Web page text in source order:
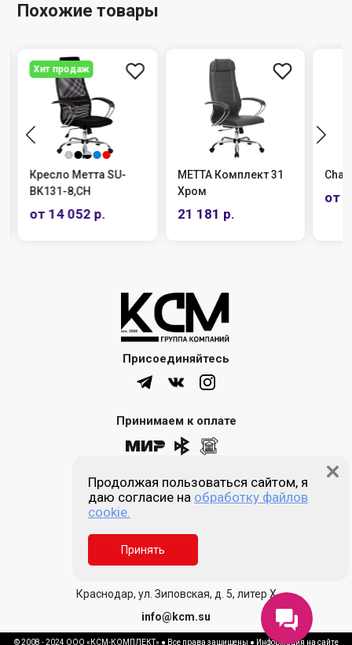
Похожие товары
Хит продаж
Кресло Метта SU-
BK131-8,СН
от 14 052 р.
МЕТТА Комплект 31
Хром
21 181 р.
от
Присоединяйтесь
Принимаем к оплате
8 (861) 205-00-77
Звонок бесплатный
Пн-пт 9:00 - 18:00
Сб, Вс - выходной
Краснодар, ул. Зиповская, д. 5, литер Х
info@kcm.su
© 2008 - 2024 ООО «КСМ-КОМПЛЕКТ» ● Все права защищены ● Информация на сайте
Продолжая пользоваться сайтом, я
даю согласие на обработку файлов
cookie.
Принять